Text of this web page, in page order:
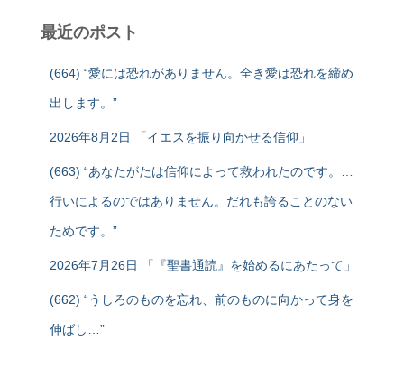
最近のポスト
(664) “愛には恐れがありません。全き愛は恐れを締め
出します。”
2026年8月2日 「イエスを振り向かせる信仰」
(663) “あなたがたは信仰によって救われたのです。…
行いによるのではありません。だれも誇ることのない
ためです。”
2026年7月26日 「『聖書通読』を始めるにあたって」
(662) “うしろのものを忘れ、前のものに向かって身を
伸ばし…”